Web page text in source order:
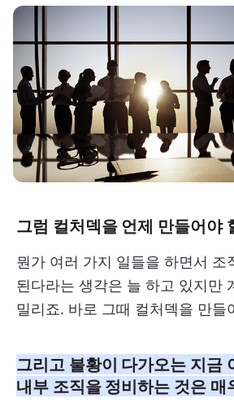
그럼 컬처덱을 언제 만들어야
뭔가 여러 가지 일들을 하면서 조
된다라는 생각은 늘 하고 있지만
밀리죠. 바로 그때 컬처덱을 만들
그리고 불황이 다가오는 지금
내부 조직을 정비하는 것은 매